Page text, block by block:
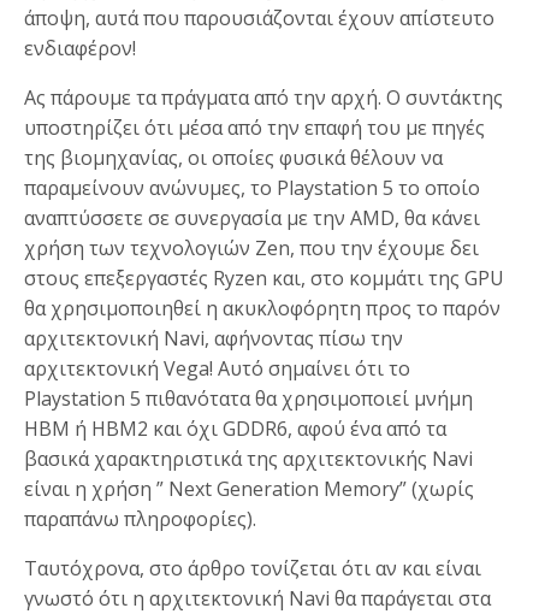
άποψη, αυτά που παρουσιάζονται έχουν απίστευτο
ενδιαφέρον!
Ας πάρουμε τα πράγματα από την αρχή. Ο συντάκτης
υποστηρίζει ότι μέσα από την επαφή του με πηγές
της βιομηχανίας, οι οποίες φυσικά θέλουν να
παραμείνουν ανώνυμες, το Playstation 5 το οποίο
αναπτύσσετε σε συνεργασία με την AMD, θα κάνει
χρήση των τεχνολογιών Zen, που την έχουμε δει
στους επεξεργαστές Ryzen και, στο κομμάτι της GPU
θα χρησιμοποιηθεί η ακυκλοφόρητη προς το παρόν
αρχιτεκτονική Navi, αφήνοντας πίσω την
αρχιτεκτονική Vega! Αυτό σημαίνει ότι το
Playstation 5 πιθανότατα θα χρησιμοποιεί μνήμη
ΗΒΜ ή HBM2 και όχι GDDR6, αφού ένα από τα
βασικά χαρακτηριστικά της αρχιτεκτονικής Navi
είναι η χρήση ” Next Generation Memory” (χωρίς
παραπάνω πληροφορίες).
Ταυτόχρονα, στο άρθρο τονίζεται ότι αν και είναι
γνωστό ότι η αρχιτεκτονική Navi θα παράγεται στα